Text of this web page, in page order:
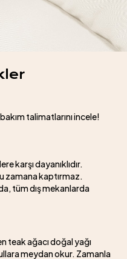
talimatlarını incele!
karşı dayanıklıdır.
zamana kaptırmaz.
tüm dış mekanlarda
teak ağacı doğal yağı
meydan okur. Zamanla